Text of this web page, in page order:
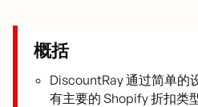
概括
DiscountRay 通过简单的
有主要的 Shopify 折扣类型